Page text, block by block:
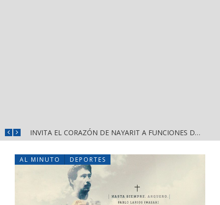
INVITA EL CORAZÓN DE NAYARIT A FUNCIONES DE CINE GRATUITAS EN LA CONCHA ACÚSTICA
AL MINUTO DEPORTES